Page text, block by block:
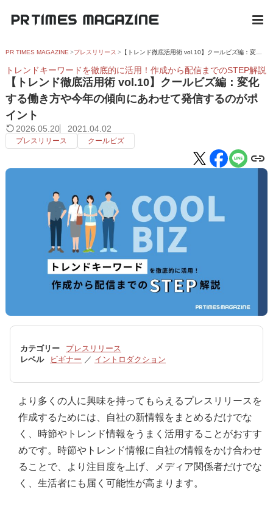
PR TIMES MAGAZINE プレスリリース 【トレンド徹底活用術 vol.10】クールビズ編：変化する働き方や今年の傾向にあわせて発信するのがポイント
トレンドキーワードを徹底的に活用！作成から配信までのSTEP解説
【トレンド徹底活用術 vol.10】クールビズ編：変化
する働き方や今年の傾向にあわせて発信するのがポ
イント
2026.05.20 2021.04.02
プレスリリース クールビズ
カテゴリー
プレスリリース
レベル
ビギナー ／ イントロダクション
より多くの人に興味を持ってもらえるプレスリリースを
作成するためには、自社の新情報をまとめるだけでな
く、時節やトレンド情報をうまく活用することがおすす
めです。時節やトレンド情報に自社の情報をかけ合わせ
ることで、より注目度を上げ、メディア関係者だけでな
く、生活者にも届く可能性が高まります。